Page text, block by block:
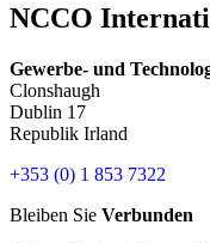
NCCO
Gewerbe- und
Clonshaugh
Dublin 17
Republik Irland
+353 (0) 1 853 7322
Bleiben Sie Verbunden